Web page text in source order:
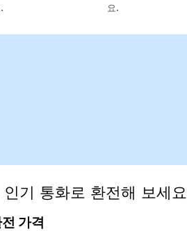
요.
통화로 환전해 보세요
가격